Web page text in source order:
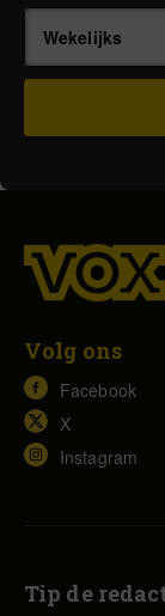
Wekelijks
Volg ons
Facebook
X
Instagram
Tip de